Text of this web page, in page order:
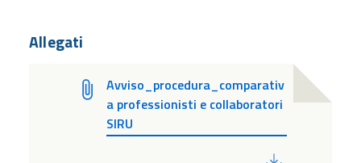
Allegati
Avviso_procedura_comparativ
a professionisti e collaboratori
SIRU